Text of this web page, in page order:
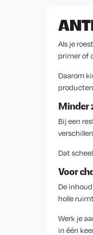
Als je
primer of
Daarom
Minder
Bij een
Dat
Voor
De
holle
Werk je
in één